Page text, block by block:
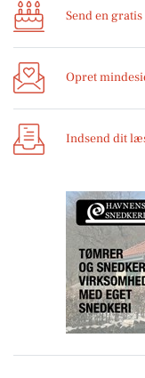
Send en
Opret
Indsend dit